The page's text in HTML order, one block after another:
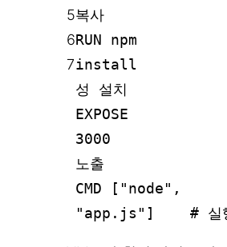
5
6
7
복사
RUN npm
install #
성 설치
EXPOSE
3000 #
노출
CMD ["node",
"app.js"] # 실